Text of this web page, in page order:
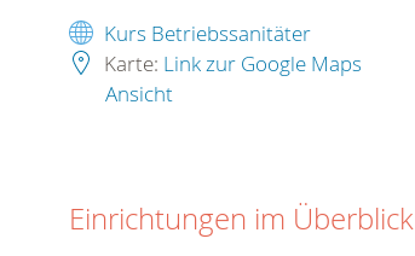
Kurs Betriebssanitäter
Karte: Link zur Google Maps
Ansicht
Einrichtungen im Überblick